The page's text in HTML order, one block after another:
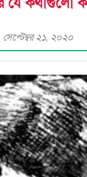
সেপ্টেম্বর ২১, ২০২০